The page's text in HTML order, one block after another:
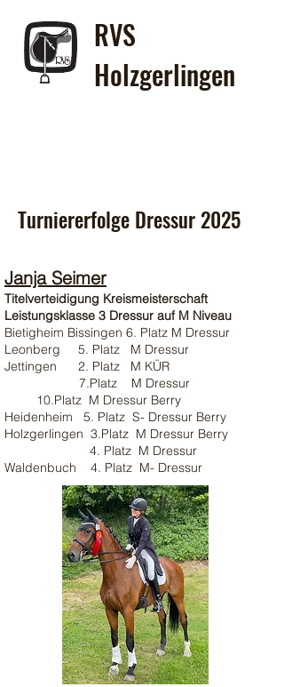
RVS
Holzgerlingen
Turniererfolge Dressur 2025
Janja Seimer
Titelverteidigung Kreismeisterschaft
Leistungsklasse 3 Dressur auf M Niveau
Bietigheim Bissingen 6. Platz M Dressur
Leonberg 5. Platz M Dressur
Jettingen 2. Platz M KÜR
7.Platz M Dressur
10.Platz M Dressur Berry
Heidenheim 5. Platz S- Dressur Berry
Holzgerlingen 3.Platz M Dressur Berry
4. Platz M Dressur
Waldenbuch 4. Platz M- Dressur